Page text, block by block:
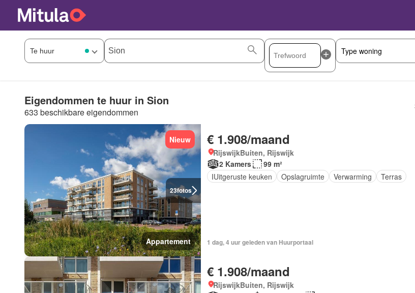
Eigendommen te huur in Sion
633 beschikbare eigendommen
23fotos
Nieuw
Appartement
€ 1.908/maand
RijswijkBuiten, Rijswijk
2 Kamers
99 m²
IUitgeruste keuken
Opslagruimte Verwarming Terras
1 dag, 4 uur geleden van Huurportaal
€ 1.908/maand
RijswijkBuiten, Rijswijk